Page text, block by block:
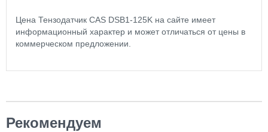
Цена Тензодатчик CAS DSB1-125K на сайте имеет
информационный характер и может отличаться от цены в
коммерческом предложении.
Рекомендуем